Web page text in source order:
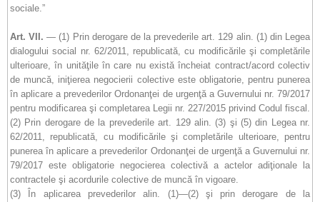
sociale.”
Art. VII. — (1) Prin derogare de la prevederile art. 129 alin. (1) din Legea
dialogului social nr. 62/2011, republicată, cu modificările şi completările
ulterioare, în unităţile în care nu există încheiat contract/acord colectiv
de muncă, iniţierea negocierii colective este obligatorie, pentru punerea
în aplicare a prevederilor Ordonanţei de urgenţă a Guvernului nr. 79/2017
pentru modificarea şi completarea Legii nr. 227/2015 privind Codul fiscal.
(2) Prin derogare de la prevederile art. 129 alin. (3) şi (5) din Legea nr.
62/2011, republicată, cu modificările şi completările ulterioare, pentru
punerea în aplicare a prevederilor Ordonanţei de urgenţă a Guvernului nr.
79/2017 este obligatorie negocierea colectivă a actelor adiţionale la
contractele şi acordurile colective de muncă în vigoare.
(3) În aplicarea prevederilor alin. (1)—(2) şi prin derogare de la